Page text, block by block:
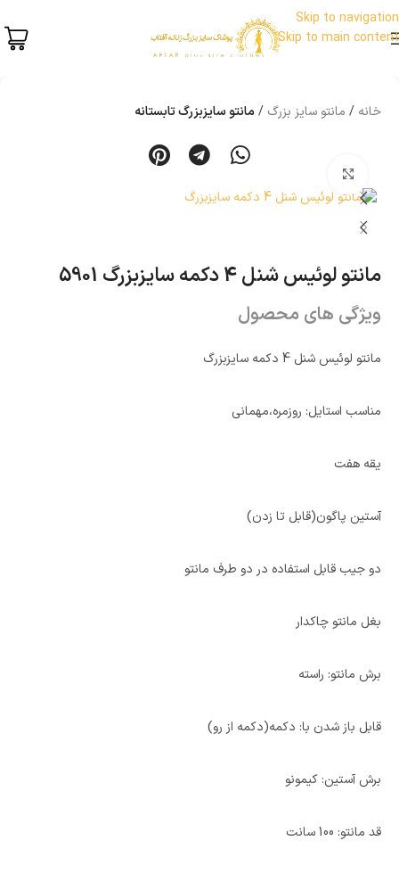
Skip to navigation
Skip to main content
خانه مانتو سایز بزرگ مانتو سایزبزرگ تابستانه
مانتو لوئیس شنل 4 دکمه سایزبزرگ 5901
ویژگی های محصول
مانتو لوئیس شنل 4 دکمه سایزبزرگ
مناسب استایل: روزمره،مهمانی
یقه هفت
آستین پاگون(قابل تا زدن)
دو جیب قابل استفاده در دو طرف مانتو
بغل مانتو چاکدار
برش مانتو: راسته
قابل باز شدن با: دکمه(دکمه از رو)
برش آستین: کیمونو
قد مانتو: 100 سانت